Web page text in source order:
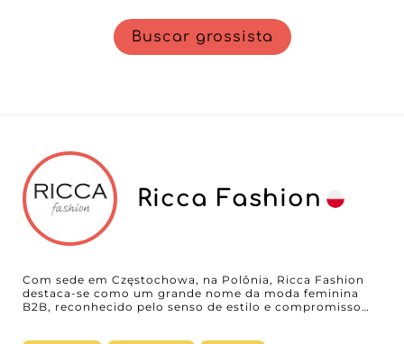
Buscar grossista
Ricca Fashion
Com sede em Częstochowa, na Polônia, Ricca Fashion
destaca-se como um grande nome da moda feminina
B2B, reconhecido pelo senso de estilo e compromisso